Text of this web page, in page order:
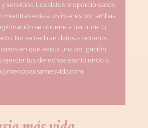
servicios. Los datos proporcionados
mientras exista un interés por ambas
se obtiene a partir de tu
No se cediran datos a terceros
en que exista una obligación
ejercer tus derechos escribiendo a